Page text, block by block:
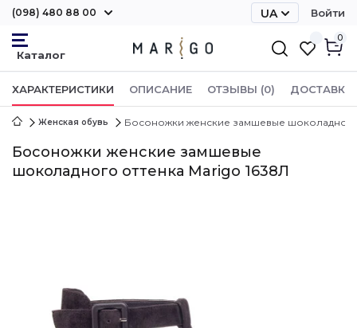
(098) 480 88 00 UA Войти
0
ХАРАКТЕРИСТИКИ ОПИСАНИЕ ОТЗЫВЫ (0) ДОСТАВКА
Женская обувь Босоножки женские замшевые шоколадного
Босоножки женские замшевые
шоколадного оттенка Marigo 1638Л